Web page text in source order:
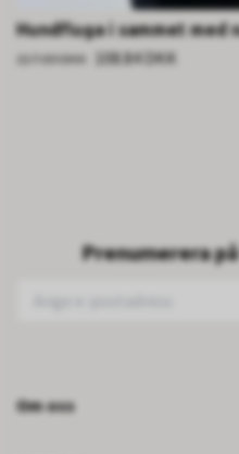
Hundfluga i sammet med
217.69 DKK
108.84 DKK
Prenumerera
Om oss